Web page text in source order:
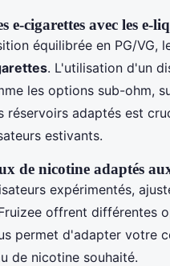
e-cigarettes avec les e-
équilibrée en PG/VG,
. L'utilisation d'un
les options sub-ohm,
réservoirs adaptés est
estivants.
de nicotine adaptés
expérimentés,
offrent différentes
permet d'adapter votre
de nicotine souhaité.